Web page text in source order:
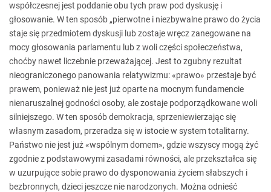
współczesnej jest poddanie obu tych praw pod dyskusję i
głosowanie. W ten sposób „pierwotne i niezbywalne prawo do życia
staje się przedmiotem dyskusji lub zostaje wręcz zanegowane na
mocy głosowania parlamentu lub z woli części społeczeństwa,
choćby nawet liczebnie przeważającej. Jest to zgubny rezultat
nieograniczonego panowania relatywizmu: «prawo» przestaje być
prawem, ponieważ nie jest już oparte na mocnym fundamencie
nienaruszalnej godności osoby, ale zostaje podporządkowane woli
silniejszego. W ten sposób demokracja, sprzeniewierzając się
własnym zasadom, przeradza się w istocie w system totalitarny.
Państwo nie jest już «wspólnym domem», gdzie wszyscy mogą żyć
zgodnie z podstawowymi zasadami równości, ale przekształca się
w uzurpujące sobie prawo do dysponowania życiem słabszych i
bezbronnych, dzieci jeszcze nie narodzonych. Można odnieść